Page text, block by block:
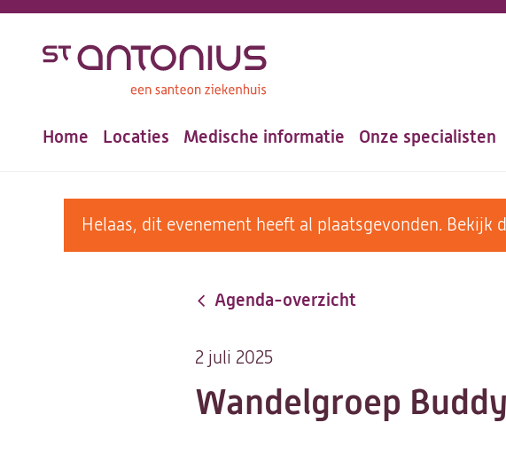
inhoud
Hoofdnavigatie
Home Locaties Medische informatie Onze specialisten
warning
Helaas, dit evenement heeft al plaatsgevonden. Bekijk
Agenda-overzicht
2 juli 2025
Wandelgroep